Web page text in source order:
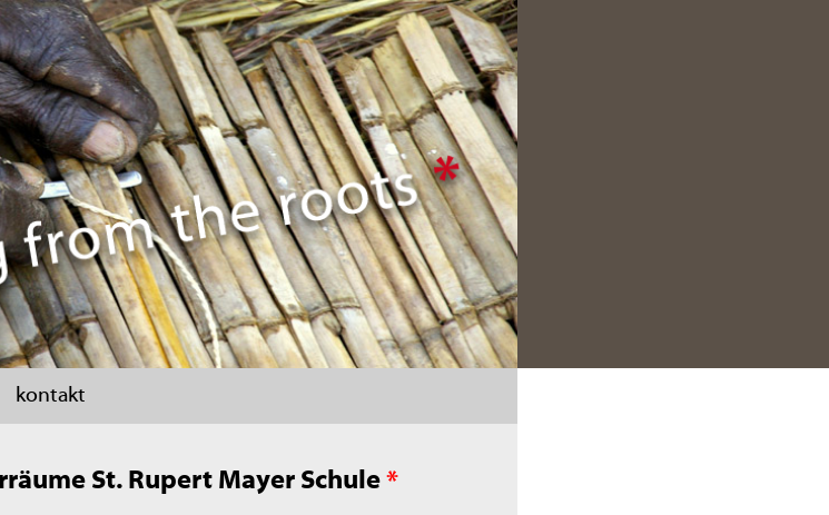
kontakt
St. Rupert Mayer Schule*